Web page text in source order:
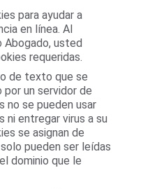
para ayudar a
en línea. Al
Abogado, usted
requeridas.
de texto que se
un servidor de
no se pueden usar
ni entregar virus a su
se asignan de
pueden ser leídas
dominio que le